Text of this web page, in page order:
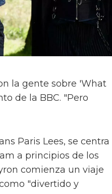
la gente sobre 'What
de la BBC. "Pero
Paris Lees, se centra
a principios de los
comienza un viaje
"divertido y